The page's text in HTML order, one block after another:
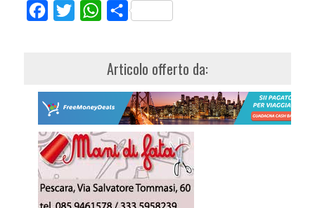
FacebookTwitterWhatsApp
Share
Articolo offerto da: